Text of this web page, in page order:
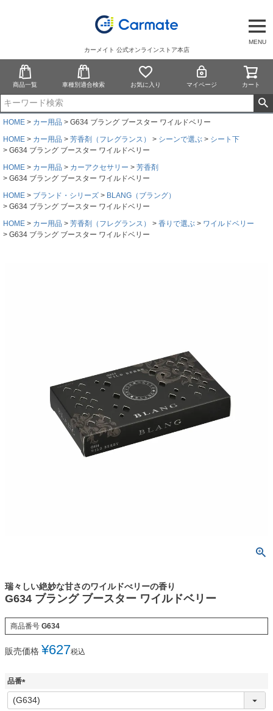
MENU
カーメイト 公式オンラインストア本店
商品一覧 車種別適合検索 お気に入り マイページ カート
HOME カー用品
G634 ブラング ブースター ワイルドベリー
HOME
カー用品 芳香剤（フレグランス） シーンで選ぶ
シート下
G634 ブラング ブースター ワイルドベリー
HOME
カー用品 カーアクセサリー
芳香剤
G634 ブラング ブースター ワイルドベリー
HOME
ブランド・シリーズ
BLANG（ブラング）
G634 ブラング ブースター ワイルドベリー
HOME
カー用品 芳香剤（フレグランス） 香りで選ぶ
ワイルドベリー
G634 ブラング ブースター ワイルドベリー
瑞々しい絶妙な甘さのワイルドべリーの香り
G634 ブラング ブースター ワイルドベリー
商品番号 G634
販売価格 ¥627税込
品番
(
必